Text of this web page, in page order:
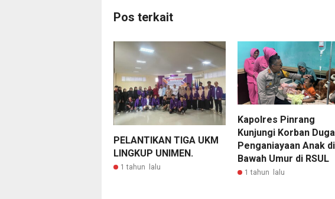
Pos terkait
PELANTIKAN TIGA UKM
LINGKUP UNIMEN.
1 tahun lalu
Kapolres Pinrang
Kunjungi Korban
Penganiayaan Anak di
Bawah Umur di RSUL
1 tahun lalu